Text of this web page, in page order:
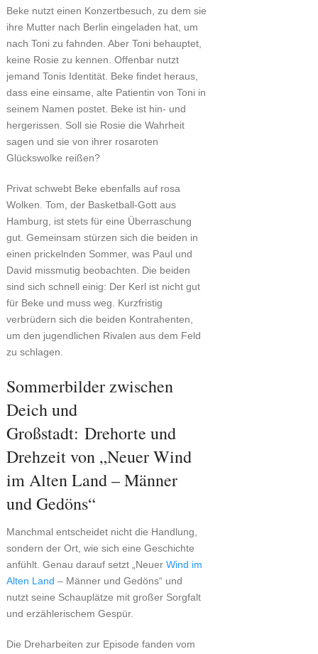
Beke nutzt einen Konzertbesuch, zu dem sie
ihre Mutter nach Berlin eingeladen hat, um
nach Toni zu fahnden. Aber Toni behauptet,
keine Rosie zu kennen. Offenbar nutzt
jemand Tonis Identität. Beke findet heraus,
dass eine einsame, alte Patientin von Toni in
seinem Namen postet. Beke ist hin- und
hergerissen. Soll sie Rosie die Wahrheit
sagen und sie von ihrer rosaroten
Glückswolke reißen?
Privat schwebt Beke ebenfalls auf rosa
Wolken. Tom, der Basketball-Gott aus
Hamburg, ist stets für eine Überraschung
gut. Gemeinsam stürzen sich die beiden in
einen prickelnden Sommer, was Paul und
David missmutig beobachten. Die beiden
sind sich schnell einig: Der Kerl ist nicht gut
für Beke und muss weg. Kurzfristig
verbrüdern sich die beiden Kontrahenten,
um den jugendlichen Rivalen aus dem Feld
zu schlagen.
Sommerbilder zwischen
Deich und
Großstadt: Drehorte und
Drehzeit von „Neuer Wind
im Alten Land – Männer
und Gedöns“
Manchmal entscheidet nicht die Handlung,
sondern der Ort, wie sich eine Geschichte
anfühlt. Genau darauf setzt „Neuer Wind im
Alten Land – Männer und Gedöns“ und
nutzt seine Schauplätze mit großer Sorgfalt
und erzählerischem Gespür.
Die Dreharbeiten zur Episode fanden vom